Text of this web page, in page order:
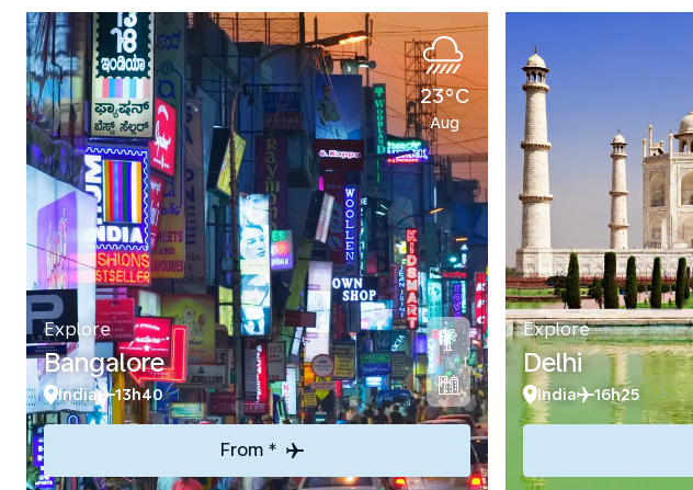
23°C
Aug
Explore
Bangalore
India 13h40
From *
Explore
Delhi
India 16h25